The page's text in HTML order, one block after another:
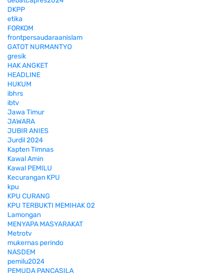
DKPP
etika
FORKOM
frontpersaudaraanislam
GATOT NURMANTYO
gresik
HAK ANGKET
HEADLINE
HUKUM
ibhrs
ibtv
Jawa Timur
JAWARA
JUBIR ANIES
Jurdil 2024
Kapten Timnas
Kawal Amin
Kawal PEMILU
Kecurangan KPU
kpu
KPU CURANG
KPU TERBUKTI MEMIHAK 02
Lamongan
MENYAPA MASYARAKAT
Metrotv
mukernas perindo
NASDEM
pemilu2024
PEMUDA PANCASILA